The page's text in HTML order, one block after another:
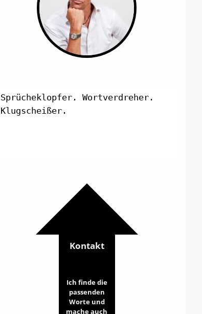
Sprücheklopfer. Wortverdreher.
Klugscheißer. W
Kontakt
Ich finde die
passenden
Worte und
mache auch